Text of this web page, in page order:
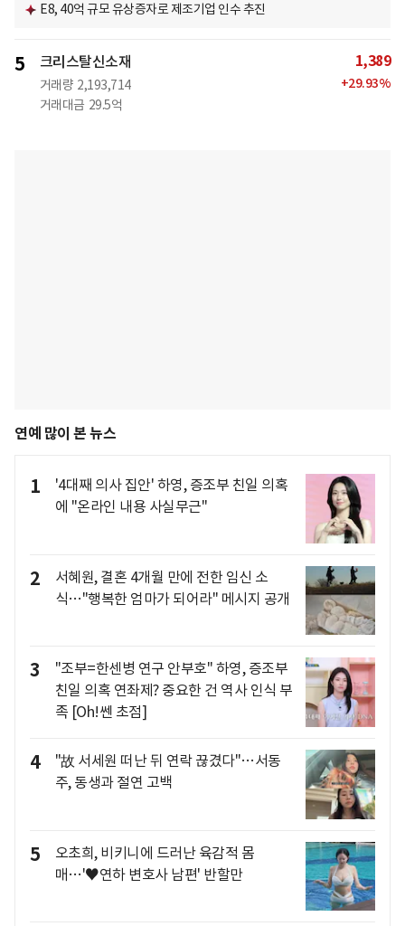
E8, 40억 규모 유상증자로 제조기업 인수 추진
5 크리스탈신소재
거래량 2,193,714
거래대금 29.5억
1,389
+29.93%
연예 많이 본 뉴스
1
'4대째 의사 집안' 하영, 증조부 친일 의혹
에 "온라인 내용 사실무근"
2
서혜원, 결혼 4개월 만에 전한 임신 소
식…"행복한 엄마가 되어라" 메시지 공개
3
"조부=한센병 연구 안부호" 하영, 증조부
친일 의혹 연좌제? 중요한 건 역사 인식 부
족 [Oh!쎈 초점]
4
"故 서세원 떠난 뒤 연락 끊겼다"…서동
주, 동생과 절연 고백
5
오초희, 비키니에 드러난 육감적 몸
매…'♥연하 변호사 남편' 반할만